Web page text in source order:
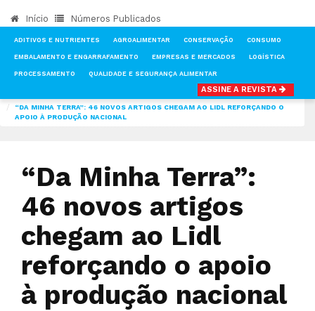
Início Números Publicados
ADITIVOS E NUTRIENTES AGROALIMENTAR CONSERVAÇÃO CONSUMO
EMBALAMENTO E ENGARRAFAMENTO EMPRESAS E MERCADOS LOGÍSTICA
PROCESSAMENTO QUALIDADE E SEGURANÇA ALIMENTAR
ASSINE A REVISTA
“DA MINHA TERRA”: 46 NOVOS ARTIGOS CHEGAM AO LIDL REFORÇANDO O
APOIO À PRODUÇÃO NACIONAL
“Da Minha Terra”:
46 novos artigos
chegam ao Lidl
reforçando o apoio
à produção nacional